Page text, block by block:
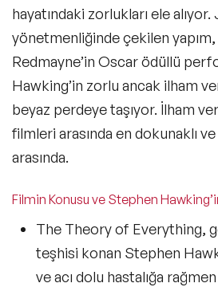
hayatındaki zorlukları ele alıyor.
yönetmenliğinde çekilen yapım,
Redmayne’in Oscar ödüllü
Hawking’in zorlu ancak ilham
beyaz perdeye taşıyor. İlham
filmleri arasında en dokunaklı
arasında.
Filmin Konusu ve Stephen
The Theory of Everything,
teşhisi konan Stephen
ve acı dolu hastalığa